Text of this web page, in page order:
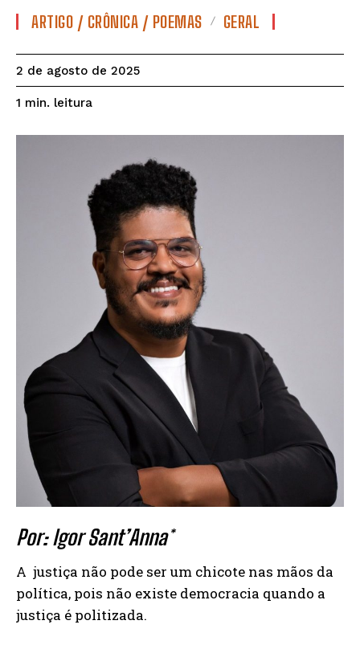
ARTIGO / CRÔNICA / POEMAS GERAL
2 de agosto de 2025
1 min. leitura
Por: Igor Sant’Anna*
A justiça não pode ser um chicote nas mãos da
política, pois não existe democracia quando a
justiça é politizada.